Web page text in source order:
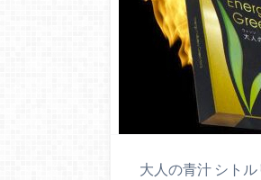
大人の青汁 シト